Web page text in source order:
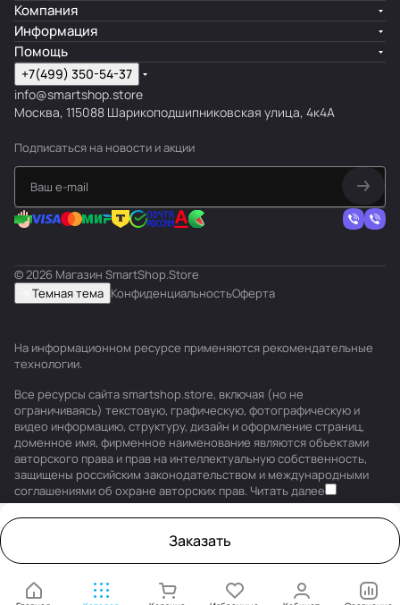
Заказать
Компания
Информация
Помощь
+7(499) 350-54-37
info@smartshop.store
Москва, 115088 Шарикоподшипниковская улица, 4к4А
Подписаться на новости и акции
© 2026 Магазин SmartShop.Store
Темная тема КонфиденциальностьОферта
На информационном ресурсе применяются рекомендательные
технологии.
Все ресурсы сайта smartshop.store, включая (но не
ограничиваясь) текстовую, графическую, фотографическую и
видео информацию, структуру, дизайн и оформление страниц,
доменное имя, фирменное наименование являются объектами
авторского права и прав на интеллектуальную собственность,
защищены российским законодательством и международными
соглашениями об охране авторских прав. Читать далее